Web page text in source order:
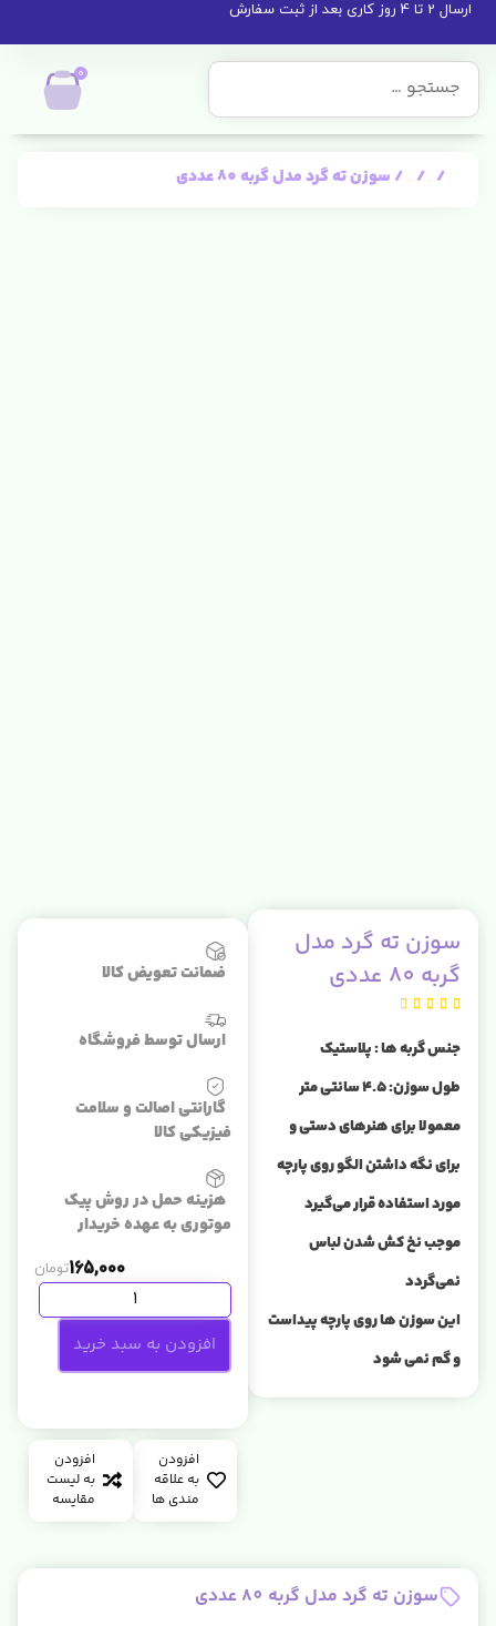
ارسال 2 تا 4 روز کاری بعد از ثبت سفارش
0
/
/ / سوزن ته گرد مدل گربه 80 عددی
سوزن ته گرد مدل
گربه 80 عددی





جنس گربه ها : پلاستیک
طول سوزن: ۴.۵ سانتی متر
معمولا برای هنرهای دستی و
برای نگه داشتن الگو روی پارچه
مورد استفاده قرار می‌گیرد
موجب نخ کش شدن لباس
نمی‌گردد
این سوزن ها روی پارچه پیداست
و گم نمی شود
افزودن
به علاقه
مندی ها
افزودن
به لیست
مقایسه
ضمانت تعویض کالا
ارسال توسط فروشگاه
گارانتی اصالت و سلامت
فیزیکی کالا
هزینه حمل در روش پیک
موتوری به عهده خریدار
165,000تومان
افزودن به سبد خرید
سوزن ته گرد مدل گربه 80 عددی